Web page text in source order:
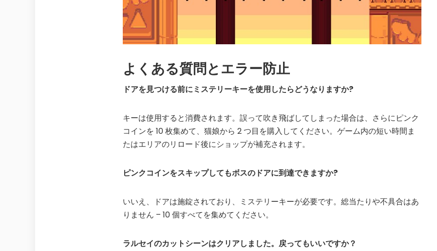
よくある質問とエラー防止
ドアを見つける前にミステリーキーを使用したらどうなりますか?
キーは使用すると消費されます。誤って吹き飛ばしてしまった場合は、さらにピンク
コインを 10 枚集めて、猫娘から 2 つ目を購入してください。ゲーム内の短い時間ま
たはエリアのリロード後にショップが補充されます。
ピンクコインをスキップしてもボスのドアに到達できますか?
いいえ、ドアは施錠されており、ミステリーキーが必要です。総当たりや不具合はあ
りません – 10 個すべてを集めてください。
ラルセイのカットシーンはクリアしました。戻ってもいいですか？